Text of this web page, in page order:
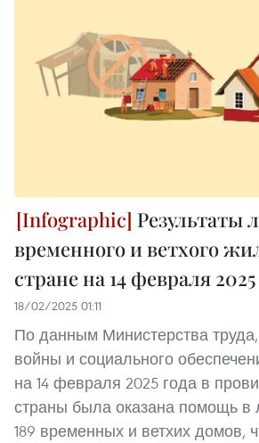
Результаты
временного и ветхого
стране на 14 февраля 2025
18/02/2025 01:11
По данным Министерства
войны и социального
на 14 февраля 2025 года в
страны была оказана помощь в
189 временных и ветхих домов,